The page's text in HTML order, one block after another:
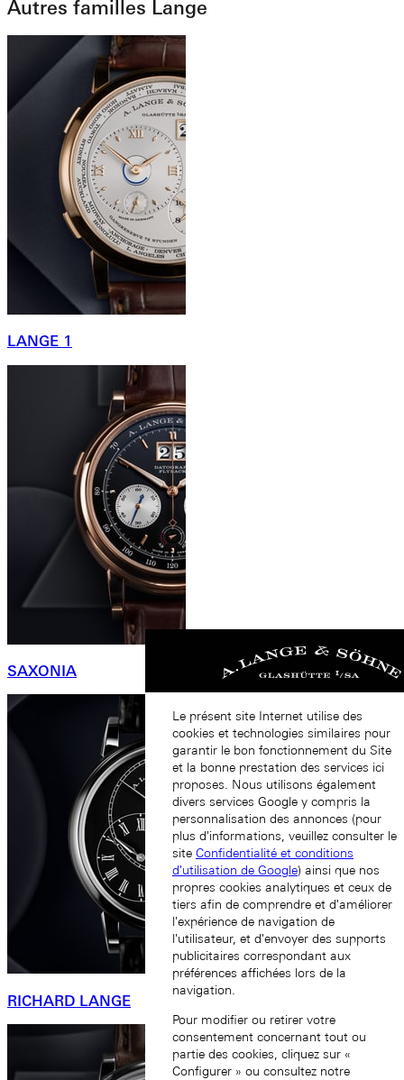
Autres familles Lange
LANGE 1
SAXONIA
RICHARD LANGE
Le présent site Internet utilise des
cookies et technologies similaires pour
garantir le bon fonctionnement du Site
et la bonne prestation des services ici
proposes. Nous utilisons également
divers services Google y compris la
personnalisation des annonces (pour
plus d'informations, veuillez consulter le
site Confidentialité et conditions
d'utilisation de Google) ainsi que nos
propres cookies analytiques et ceux de
tiers afin de comprendre et d'améliorer
l'expérience de navigation de
l'utilisateur, et d'envoyer des supports
publicitaires correspondant aux
préférences affichées lors de la
navigation.
Pour modifier ou retirer votre
consentement concernant tout ou
partie des cookies, cliquez sur «
Configurer » ou consultez notre